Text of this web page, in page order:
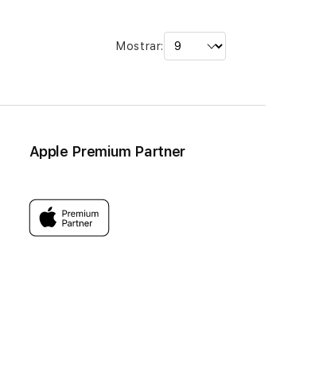
Mostrar:
Apple Premium Partner